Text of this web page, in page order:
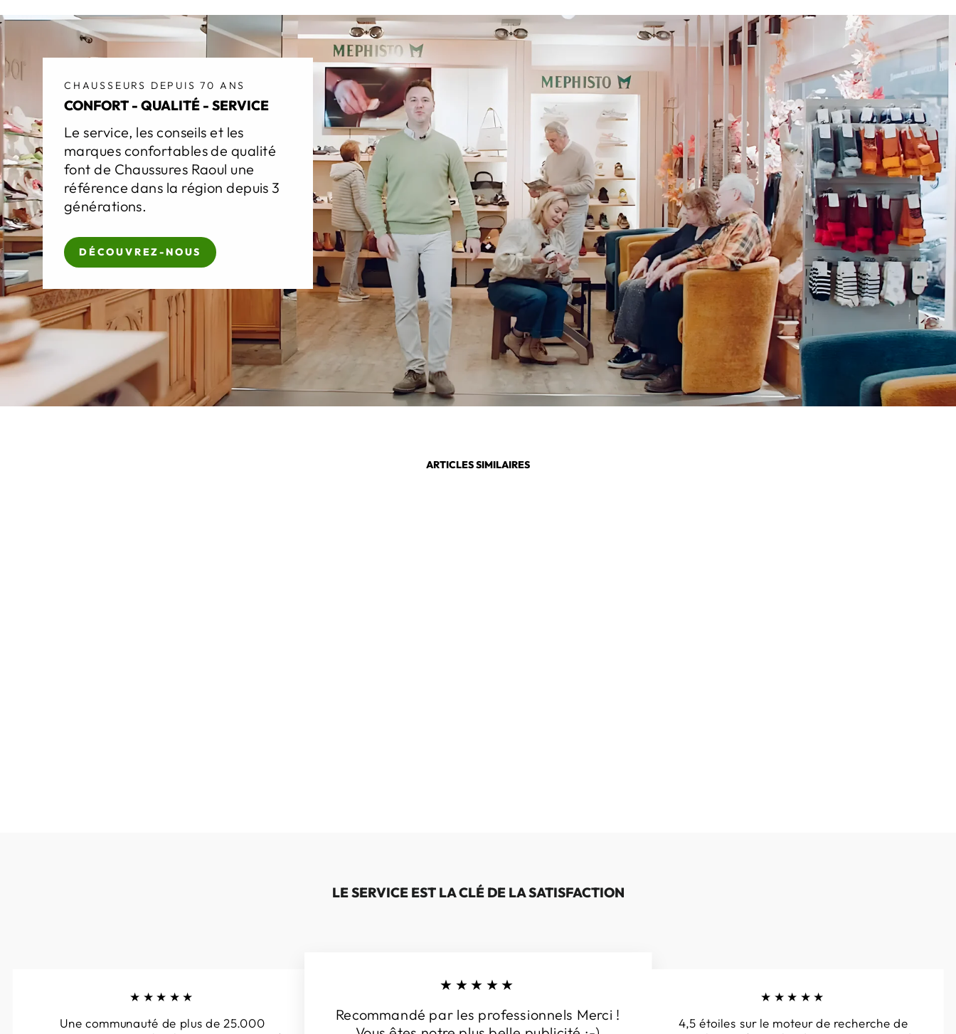
CHAUSSEURS DEPUIS 70 ANS
CONFORT - QUALITÉ - SERVICE
Le service, les conseils et les
marques confortables de qualité
font de Chaussures Raoul une
référence dans la région depuis 3
générations.
DÉCOUVREZ-NOUS
ARTICLES SIMILAIRES
LE SERVICE EST LA CLÉ DE LA SATISFACTION
★★★★★
Une communauté de plus de 25.000
★★★★★
Recommandé par les professionnels Merci !
★★★★★
4,5 étoiles sur le moteur de recherche de